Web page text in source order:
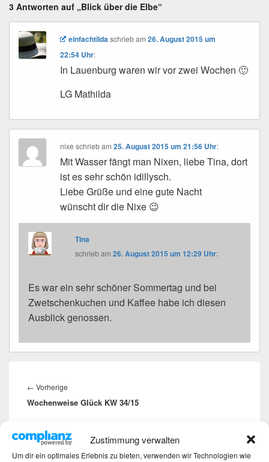
Zustimmung verwalten
Um dir ein optimales Erlebnis zu bieten, verwenden wir Technologien wie
3 Antworten auf „Blick über die Elbe“
einfachtildaschriebam26. August 2015 um
22:54 Uhr:
In Lauenburg waren wir vor zwei Wochen 🙂
LG Mathilda
nixe schriebam25. August 2015 um 21:56 Uhr:
Mit Wasser fängt man Nixen, liebe Tina, dort
ist es sehr schön idillysch.
Liebe Grüße und eine gute Nacht
wünscht dir die Nixe 😉
Tina
schriebam26. August 2015 um 12:29 Uhr:
Es war ein sehr schöner Sommertag und bei
Zwetschenkuchen und Kaffee habe ich diesen
Ausblick genossen.
← Vorherige
Beitrag:
Wochenweise Glück KW 34/15
Weiter
Beitrag:
rote Mirabellen oder Kirschpflaumen Marmelade